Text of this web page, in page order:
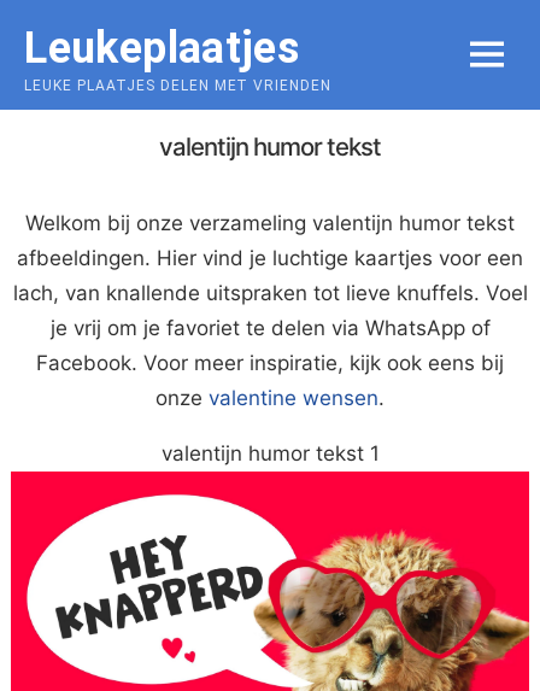
content
Leukeplaatjes
LEUKE PLAATJES DELEN MET VRIENDEN
MENU
valentijn humor tekst
Welkom bij onze verzameling valentijn humor tekst
afbeeldingen. Hier vind je luchtige kaartjes voor een
lach, van knallende uitspraken tot lieve knuffels. Voel
je vrij om je favoriet te delen via WhatsApp of
Facebook. Voor meer inspiratie, kijk ook eens bij
onze valentine wensen.
valentijn humor tekst 1